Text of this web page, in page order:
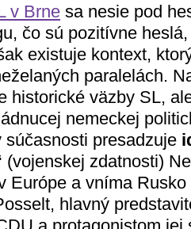
v Brne sa nesie pod
čo sú pozitívne
existuje kontext,
paralelách.
historické väzby SL,
nemeckej
súčasnosti presadzuje
(vojenskej zdatnosti)
Európe a vníma
hlavný